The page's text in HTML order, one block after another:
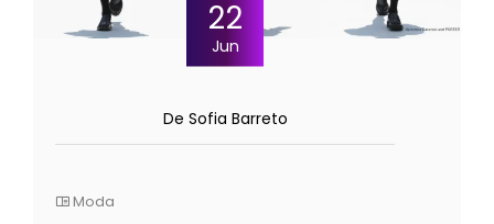
22
Jun
De Sofia Barreto
Moda